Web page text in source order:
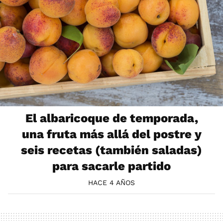
El albaricoque de temporada,
una fruta más allá del postre y
seis recetas (también saladas)
para sacarle partido
HACE 4 AÑOS